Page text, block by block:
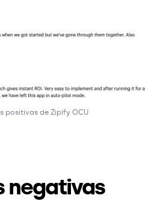
positivas de Zipify OCU
negativas